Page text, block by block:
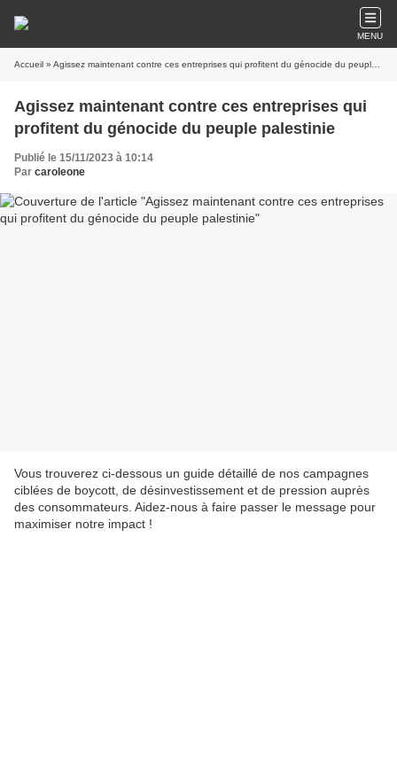
MENU
Accueil » Agissez maintenant contre ces entreprises qui profitent du génocide du peuple palestinie
Agissez maintenant contre ces entreprises qui
profitent du génocide du peuple palestinie
Publié le 15/11/2023 à 10:14
Par caroleone
Vous trouverez ci-dessous un guide détaillé de nos campagnes
ciblées de boycott, de désinvestissement et de pression auprès
des consommateurs. Aidez-nous à faire passer le message pour
maximiser notre impact !